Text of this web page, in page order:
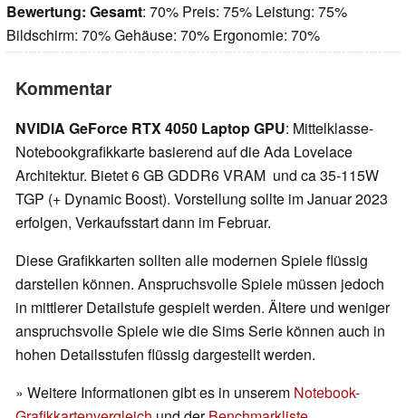
Bewertung: Gesamt: 70% Preis: 75% Leistung: 75%
Bildschirm: 70% Gehäuse: 70% Ergonomie: 70%
Kommentar
NVIDIA GeForce RTX 4050 Laptop GPU: Mittelklasse-
Notebookgrafikkarte basierend auf die Ada Lovelace
Architektur. Bietet 6 GB GDDR6 VRAM und ca 35-115W
TGP (+ Dynamic Boost). Vorstellung sollte im Januar 2023
erfolgen, Verkaufsstart dann im Februar.
Diese Grafikkarten sollten alle modernen Spiele flüssig
darstellen können. Anspruchsvolle Spiele müssen jedoch
in mittlerer Detailstufe gespielt werden. Ältere und weniger
anspruchsvolle Spiele wie die Sims Serie können auch in
hohen Detailsstufen flüssig dargestellt werden.
» Weitere Informationen gibt es in unserem Notebook-